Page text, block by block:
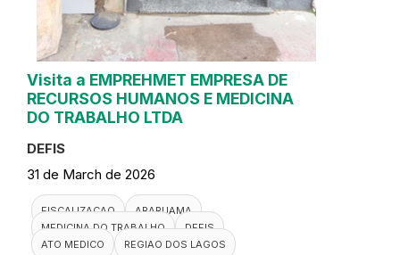
Visita a EMPREHMET EMPRESA DE
RECURSOS HUMANOS E MEDICINA
DO TRABALHO LTDA
DEFIS
31 de March de 2026
FISCALIZACAO
ARARUAMA
MEDICINA DO TRABALHO
DEFIS
ATO MEDICO
REGIAO DOS LAGOS